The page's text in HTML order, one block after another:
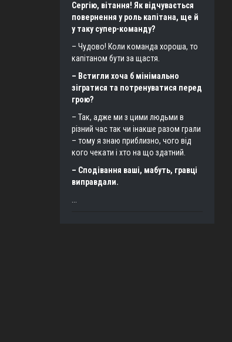
Сергію, вітання! Як відчувається
повернення у роль капітана, ще й
у таку супер-команду?
– Чудово! Коли команда хороша, то
капітаном бути за щастя.
– Встигли хоча б мінімально
зігратися та потренуватися перед
грою?
– Так, адже ми з цими людьми в
різний час так чи інакше разом грали
– тому я знаю приблизно, чого від
кого чекати і хто на що здатний.
– Сподівання ваші, мабуть, гравці
виправдали.